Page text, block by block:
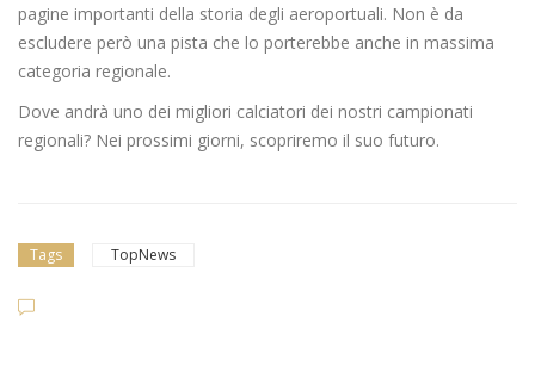
pagine importanti della storia degli aeroportuali. Non è da
escludere però una pista che lo porterebbe anche in massima
categoria regionale.
Dove andrà uno dei migliori calciatori dei nostri campionati
regionali? Nei prossimi giorni, scopriremo il suo futuro.
Tags TopNews